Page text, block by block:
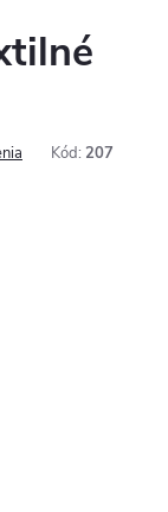
Kód: 207